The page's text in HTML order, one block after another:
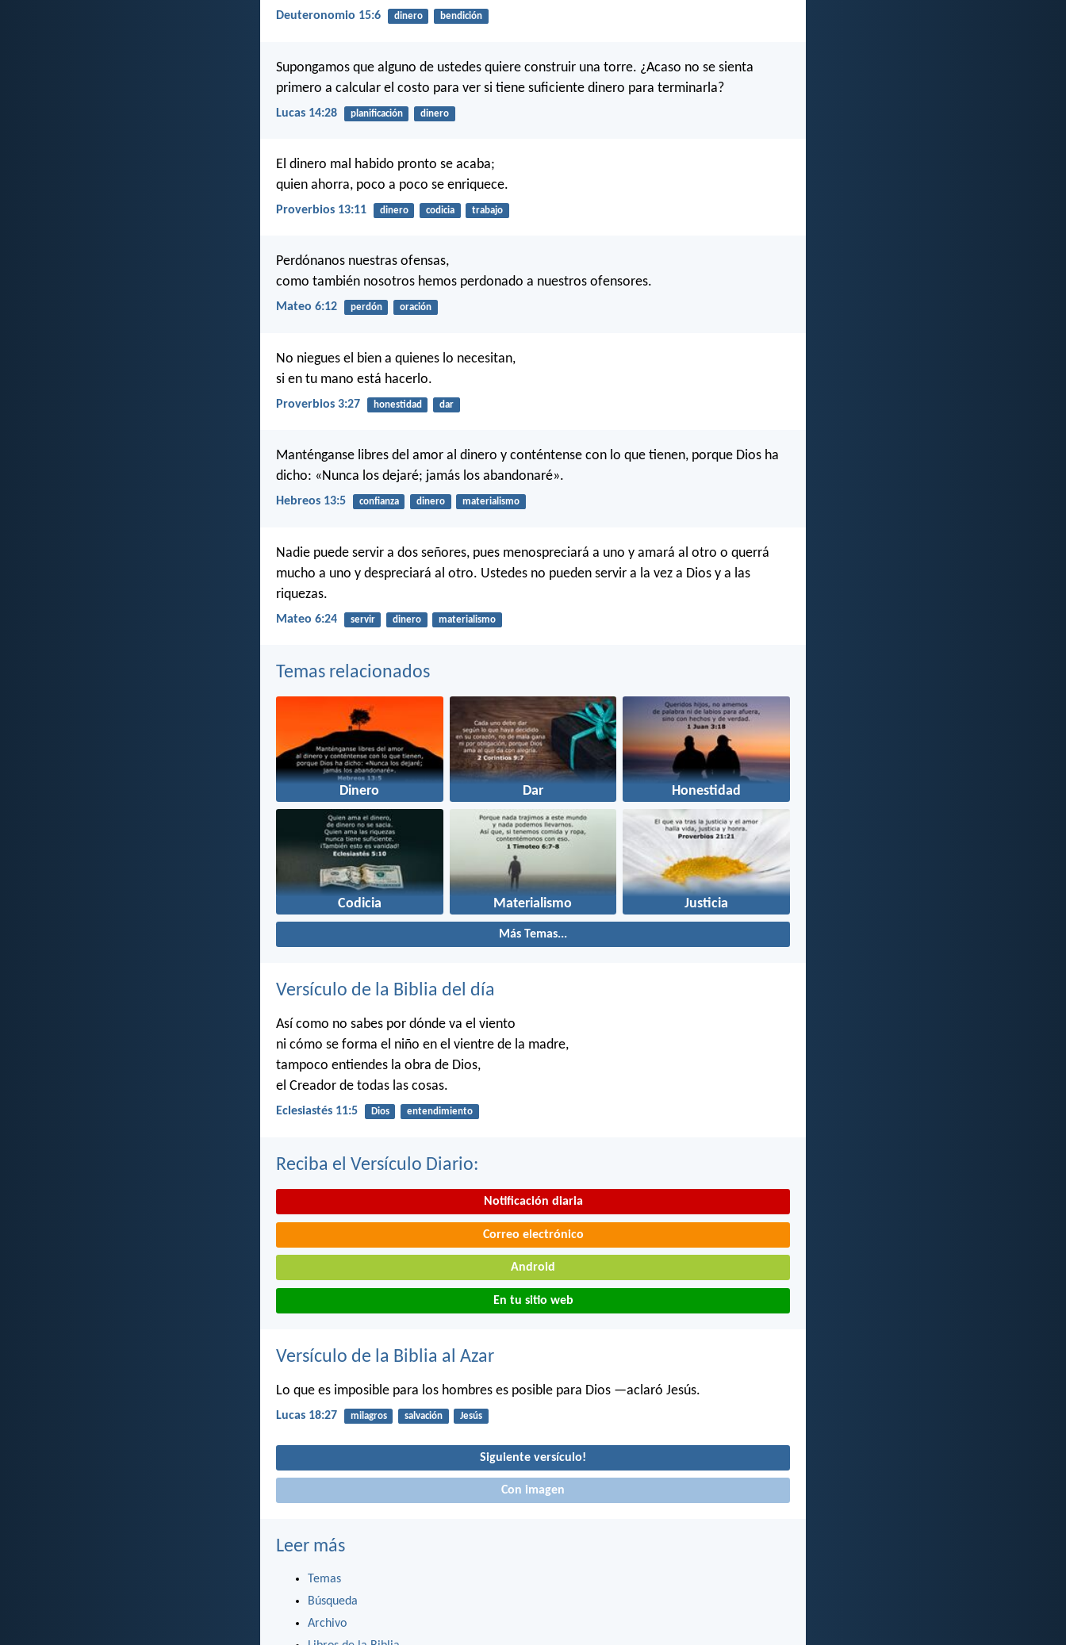
Deuteronomio 15:6 dinero bendición
Supongamos que alguno de ustedes quiere construir una torre. ¿Acaso no se sienta
primero a calcular el costo para ver si tiene suficiente dinero para terminarla?
Lucas 14:28 planificación dinero
El dinero mal habido pronto se acaba;
quien ahorra, poco a poco se enriquece.
Proverbios 13:11 dinero codicia trabajo
Perdónanos nuestras ofensas,
como también nosotros hemos perdonado a nuestros ofensores.
Mateo 6:12 perdón oración
No niegues el bien a quienes lo necesitan,
si en tu mano está hacerlo.
Proverbios 3:27 honestidad dar
Manténganse libres del amor al dinero y conténtense con lo que tienen, porque Dios ha
dicho: «Nunca los dejaré; jamás los abandonaré».
Hebreos 13:5 confianza dinero materialismo
Nadie puede servir a dos señores, pues menospreciará a uno y amará al otro o querrá
mucho a uno y despreciará al otro. Ustedes no pueden servir a la vez a Dios y a las
riquezas.
Mateo 6:24 servir dinero materialismo
Temas relacionados
Dinero Dar Honestidad
Codicia Materialismo Justicia
Más Temas...
Versículo de la Biblia del día
Así como no sabes por dónde va el viento
ni cómo se forma el niño en el vientre de la madre,
tampoco entiendes la obra de Dios,
el Creador de todas las cosas.
Eclesiastés 11:5 Dios entendimiento
Reciba el Versículo Diario:
Notificación diaria
Correo electrónico
Android
En tu sitio web
Versículo de la Biblia al Azar
Lo que es imposible para los hombres es posible para Dios —aclaró Jesús.
Lucas 18:27 milagros salvación Jesús
Siguiente versículo!
Con imagen
Leer más
Temas
Búsqueda
Archivo